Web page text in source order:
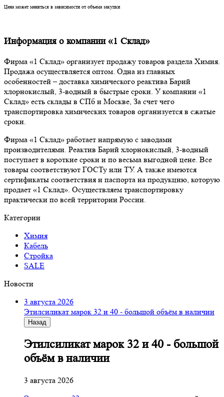
Цена может меняться в зависимости от объема закупки
Информация о компании «1 Склад»
Фирма «1 Склад» организует продажу товаров раздела Химия.
Продажа осуществляется оптом. Одна из главных
особенностей – доставка химического реактива Барий
хлорнокислый, 3-водный в быстрые сроки. У компании «1
Склад» есть склады в СПб и Москве, За счет чего
транспортировка химических товаров организуется в сжатые
сроки.
Фирма «1 Склад» работает напрямую с заводами
производителями. Реактив Барий хлорнокислый, 3-водный
поступает в короткие сроки и по весьма выгодной цене. Все
товары соответствуют ГОСТу или ТУ. А также имеются
сертификаты соответствия и паспорта на продукцию, которую
продает «1 Склад». Осуществляем транспортировку
практически по всей территории России.
Категории
Химия
Кабель
Стройка
SALE
Новости
3 августа 2026
Этилсиликат марок 32 и 40 - большой объём в наличии
Назад
Этилсиликат марок 32 и 40 - большой
объём в наличии
3 августа 2026